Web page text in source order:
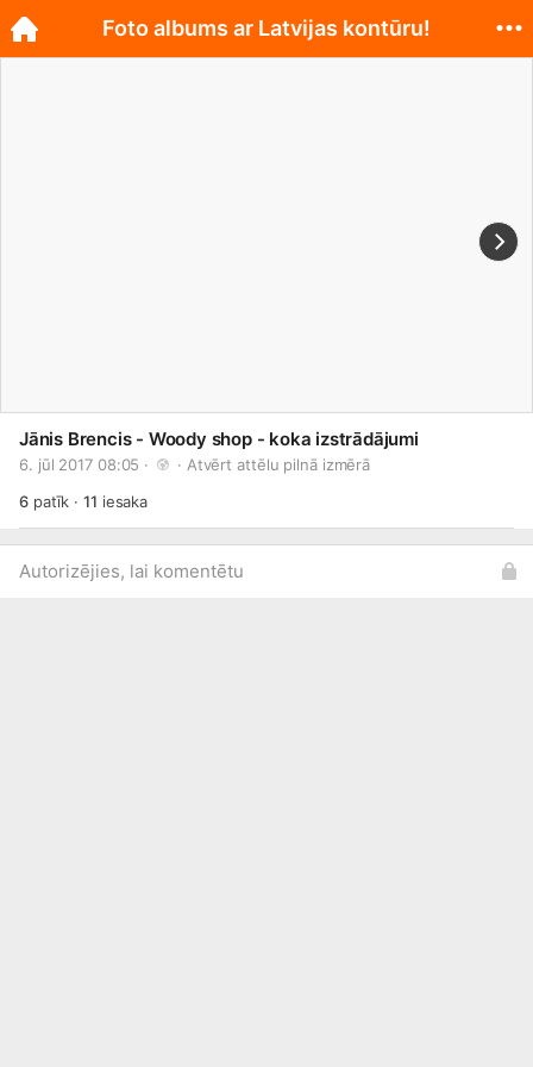
Jānis Brencis - Woody shop - koka izstrādājumi
6. jūl 2017 08:05 · · Atvērt attēlu pilnā izmērā
6patīk ·11 iesaka
Autorizējies, lai komentētu
Foto albums ar Latvijas kontūru!